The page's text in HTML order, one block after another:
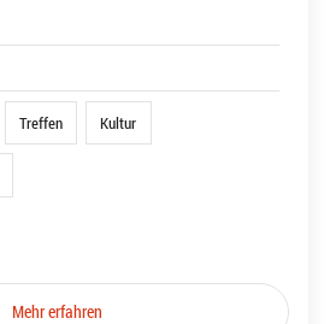
Treffen Kultur
Mehr erfahren